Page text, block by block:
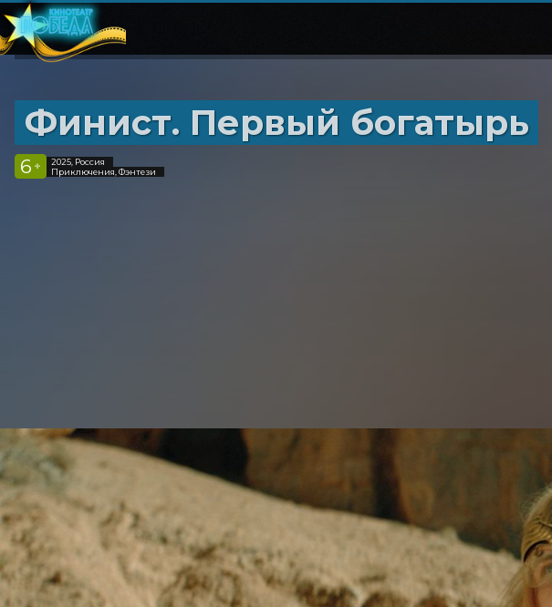
Финист. Первый богатырь
6 +
2025, Россия
Приключения, Фэнтези